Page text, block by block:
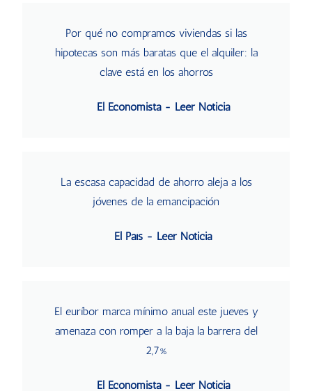
Por qué no compramos viviendas si las
hipotecas son más baratas que el alquiler: la
clave está en los ahorros
El Economista - Leer Noticia
La escasa capacidad de ahorro aleja a los
jóvenes de la emancipación
El País - Leer Noticia
El euríbor marca mínimo anual este jueves y
amenaza con romper a la baja la barrera del
2,7%
El Economista - Leer Noticia